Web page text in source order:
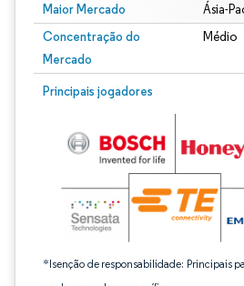
Maior Mercado Ásia-
Concentração do
Mercado
Médio
Principais jogadores
*Isenção de responsabilidade: Principais
Imagem © Mordor Intelligence. O reuso